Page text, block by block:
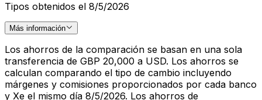
Tipos obtenidos el 8/5/2026
Más información
Los ahorros de la comparación se basan en una sola
transferencia de GBP 20,000 a USD. Los ahorros se
calculan comparando el tipo de cambio incluyendo
márgenes y comisiones proporcionados por cada banco
y Xe el mismo día 8/5/2026. Los ahorros de